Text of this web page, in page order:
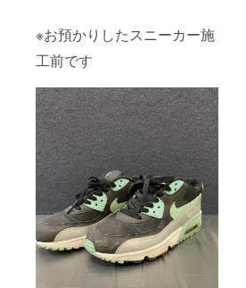
※お預かりしたスニーカー施
工前です